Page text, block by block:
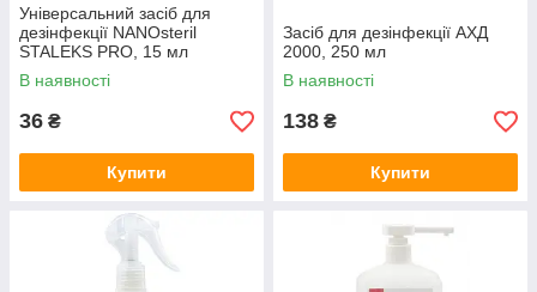
Універсальний засіб для
дезінфекції NANOsteril
STALEKS PRO, 15 мл
В наявності
36 ₴
Купити
Засіб для дезінфекції АХД
2000, 250 мл
В наявності
138 ₴
Купити